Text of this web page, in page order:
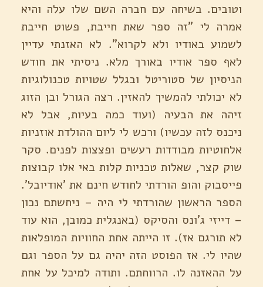
וטובים. בשיחה עם חברה השם שלו עלה והיא
אמרה לי "זה ספר שאת חייבת, פשוט חייבת
לשמוע באודיו ולא לקרוא". לא האזנתי עדיין
לאף ספר אודיו באורך מלא. ניסיתי את חודש
הניסיון של סטוריטל ובגלל שטויות טכנולוגיות
לא יכולתי להמשיך להאזין. רצה הגורל ובן הזוג
זיהה את הבעיה (ועוד כמה בעיות, אבל לא
ניכנס לזה עכשיו) ורכש לי ליום ההולדת אוזניות
אלחוטיות מבודדות רעשים ופצצות לפנים. סקר
שוק קצר, שאלות טכניות קלות באי אלו קבוצות
פייסבוק והופ הורדתי לחודש חינם את 'אודיובל'.
הספר הראשון שהורדתי לי היה – ניחשתם נכון
– דייזי ג'ונס והסיקס (באנגלית כמובן, הוא עוד
לא תורגם אז). זו הייתה אחת החוויות המופלאות
שהיו לי. אז הפוסט הזה יהיה גם על הספר וגם
על ההאזנה לו. הרווחתם. ותודה למיכל על אחת